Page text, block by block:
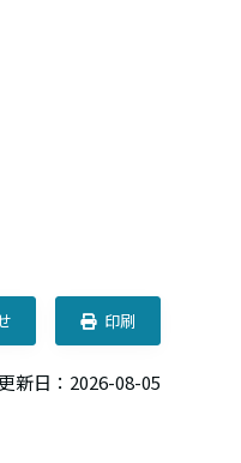
印刷
新日：2026-08-05